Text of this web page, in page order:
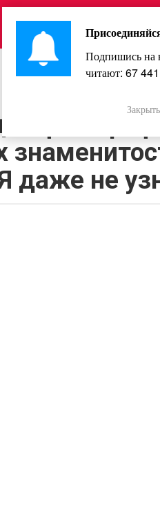
Главная
даже не
Подпишись на
читают: 67 441
Закрыть